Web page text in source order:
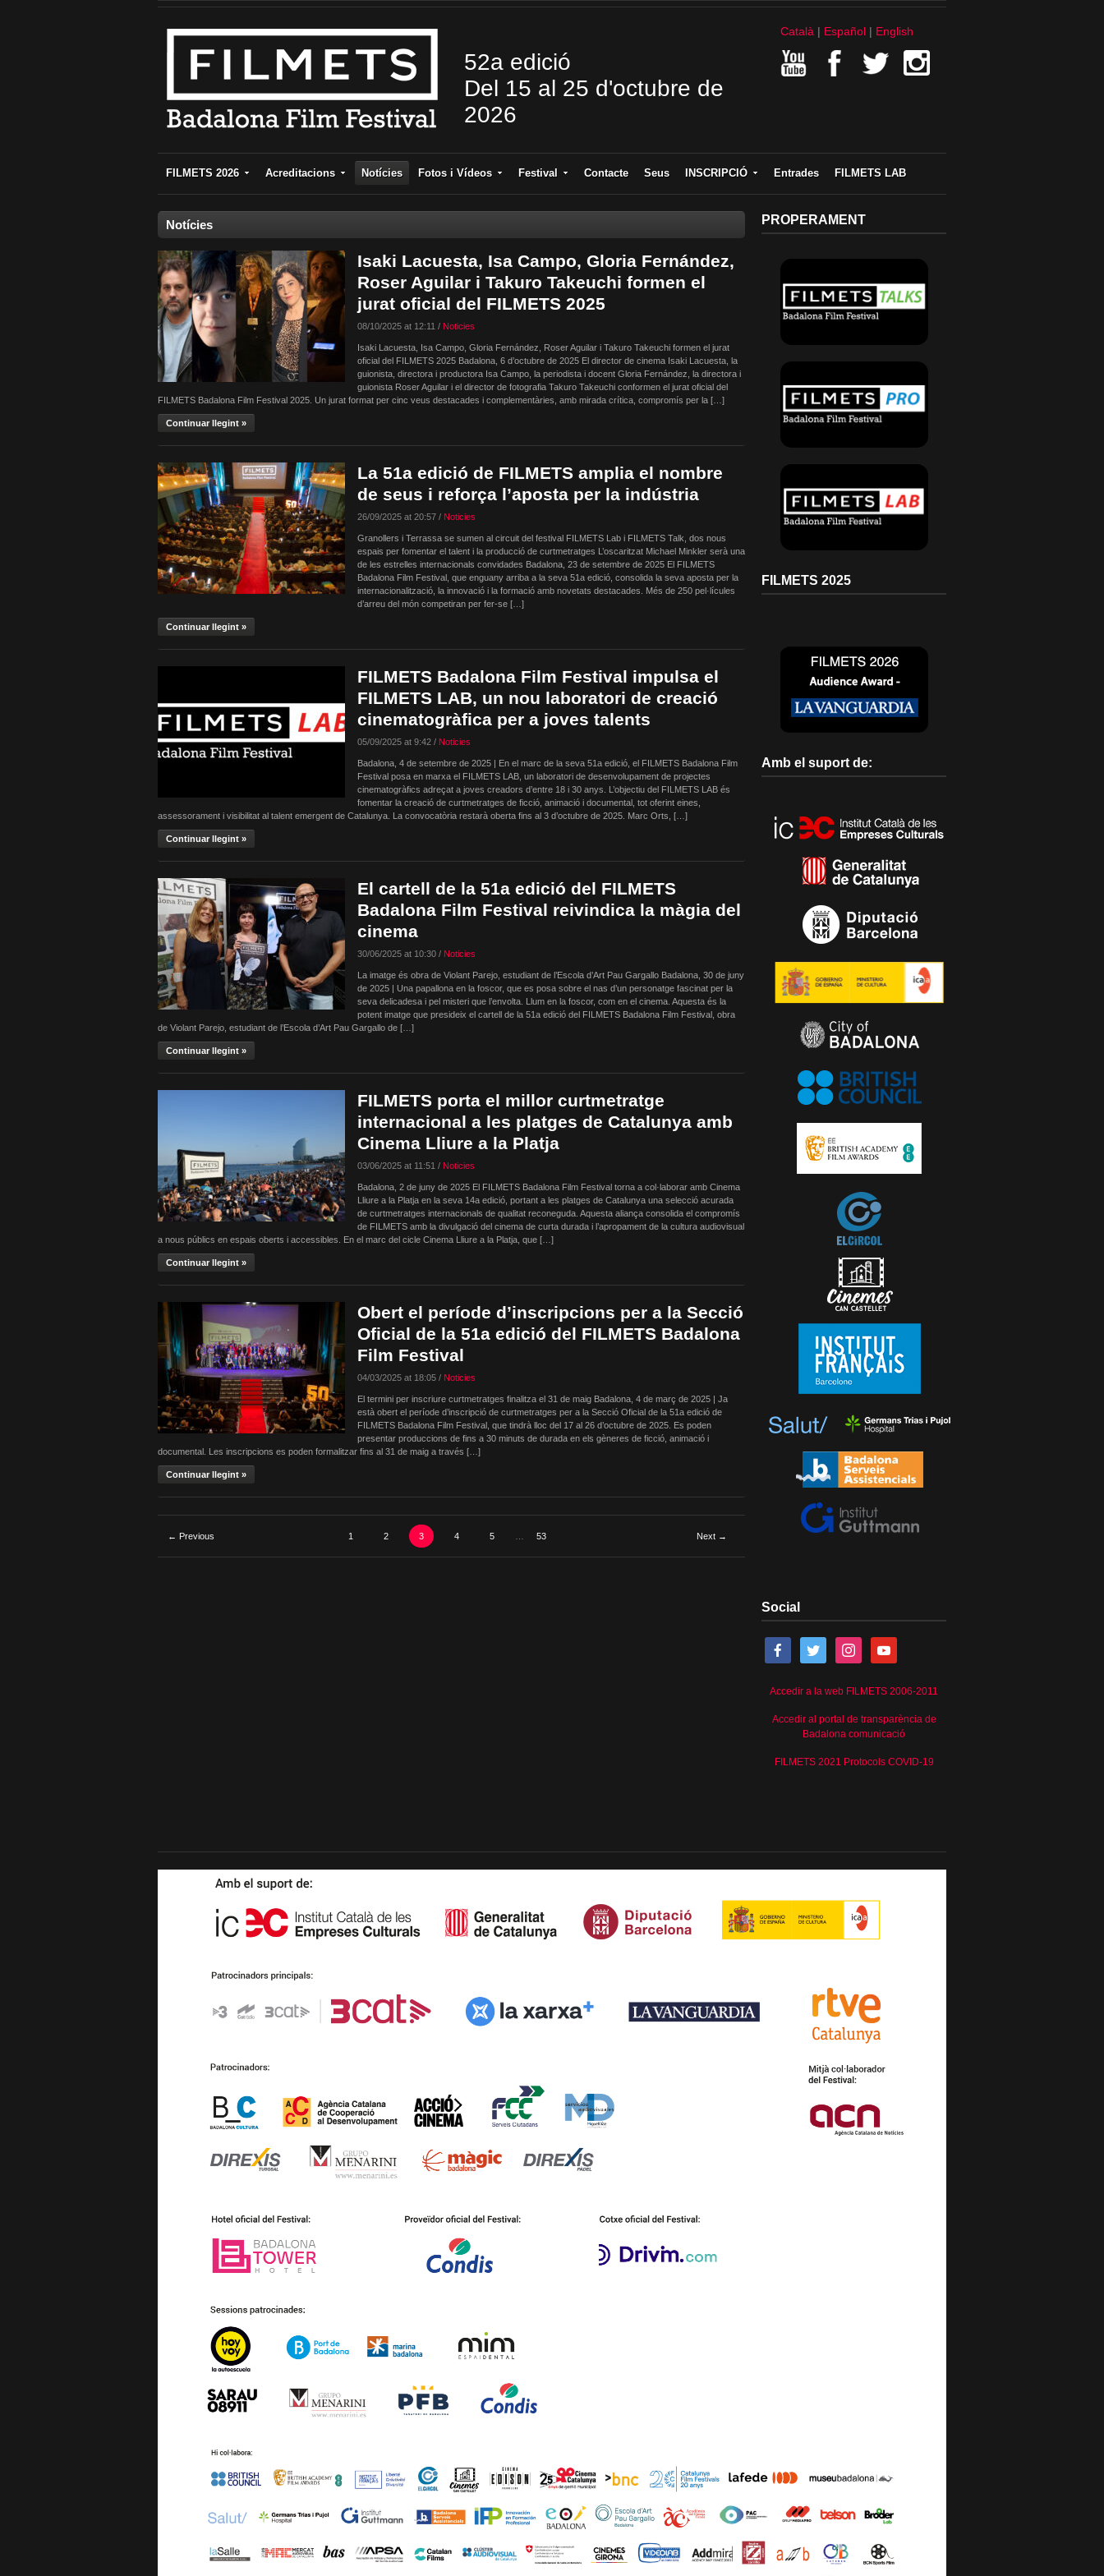
52a edició
Del 15 al 25 d'octubre de
2026
Català Español English
FILMETS 2026 Acreditacions Notícies Fotos i Vídeos Festival Contacte Seus INSCRIPCIÓ Entrades FILMETS LAB
Notícies
Isaki Lacuesta, Isa Campo, Gloria Fernández,
Roser Aguilar i Takuro Takeuchi formen el
jurat oficial del FILMETS 2025
08/10/2025 at 12:11 / Noticies
Isaki Lacuesta, Isa Campo, Gloria Fernández, Roser Aguilar i Takuro Takeuchi formen el jurat
oficial del FILMETS 2025 Badalona, 6 d’octubre de 2025 El director de cinema Isaki Lacuesta, la
guionista, directora i productora Isa Campo, la periodista i docent Gloria Fernández, la directora i
guionista Roser Aguilar i el director de fotografia Takuro Takeuchi conformen el jurat oficial del
FILMETS Badalona Film Festival 2025. Un jurat format per cinc veus destacades i complementàries, amb mirada crítica, compromís per la […]
Continuar llegint »
La 51a edició de FILMETS amplia el nombre
de seus i reforça l’aposta per la indústria
26/09/2025 at 20:57 / Noticies
Granollers i Terrassa se sumen al circuit del festival FILMETS Lab i FILMETS Talk, dos nous
espais per fomentar el talent i la producció de curtmetratges L’oscaritzat Michael Minkler serà una
de les estrelles internacionals convidades Badalona, 23 de setembre de 2025 El FILMETS
Badalona Film Festival, que enguany arriba a la seva 51a edició, consolida la seva aposta per la
internacionalització, la innovació i la formació amb novetats destacades. Més de 250 pel·lícules
d’arreu del món competiran per fer-se […]
Continuar llegint »
FILMETS Badalona Film Festival impulsa el
FILMETS LAB, un nou laboratori de creació
cinematogràfica per a joves talents
05/09/2025 at 9:42 / Noticies
Badalona, 4 de setembre de 2025 | En el marc de la seva 51a edició, el FILMETS Badalona Film
Festival posa en marxa el FILMETS LAB, un laboratori de desenvolupament de projectes
cinematogràfics adreçat a joves creadors d’entre 18 i 30 anys. L’objectiu del FILMETS LAB és
fomentar la creació de curtmetratges de ficció, animació i documental, tot oferint eines,
assessorament i visibilitat al talent emergent de Catalunya. La convocatòria restarà oberta fins al 3 d’octubre de 2025. Marc Orts, […]
Continuar llegint »
El cartell de la 51a edició del FILMETS
Badalona Film Festival reivindica la màgia del
cinema
30/06/2025 at 10:30 / Noticies
La imatge és obra de Violant Parejo, estudiant de l’Escola d’Art Pau Gargallo Badalona, 30 de juny
de 2025 | Una papallona en la foscor, que es posa sobre el nas d’un personatge fascinat per la
seva delicadesa i pel misteri que l’envolta. Llum en la foscor, com en el cinema. Aquesta és la
potent imatge que presideix el cartell de la 51a edició del FILMETS Badalona Film Festival, obra
de Violant Parejo, estudiant de l’Escola d’Art Pau Gargallo de […]
Continuar llegint »
FILMETS porta el millor curtmetratge
internacional a les platges de Catalunya amb
Cinema Lliure a la Platja
03/06/2025 at 11:51 / Noticies
Badalona, 2 de juny de 2025 El FILMETS Badalona Film Festival torna a col·laborar amb Cinema
Lliure a la Platja en la seva 14a edició, portant a les platges de Catalunya una selecció acurada
de curtmetratges internacionals de qualitat reconeguda. Aquesta aliança consolida el compromís
de FILMETS amb la divulgació del cinema de curta durada i l’apropament de la cultura audiovisual
a nous públics en espais oberts i accessibles. En el marc del cicle Cinema Lliure a la Platja, que […]
Continuar llegint »
Obert el període d’inscripcions per a la Secció
Oficial de la 51a edició del FILMETS Badalona
Film Festival
04/03/2025 at 18:05 / Noticies
El termini per inscriure curtmetratges finalitza el 31 de maig Badalona, 4 de març de 2025 | Ja
està obert el període d’inscripció de curtmetratges per a la Secció Oficial de la 51a edició de
FILMETS Badalona Film Festival, que tindrà lloc del 17 al 26 d’octubre de 2025. Es poden
presentar produccions de fins a 30 minuts de durada en els gèneres de ficció, animació i
documental. Les inscripcions es poden formalitzar fins al 31 de maig a través […]
Continuar llegint »
← Previous 1 2 3 4 5 53 Next →
PROPERAMENT
FILMETS 2025
Amb el suport de:
Social
Accedir a la web FILMETS 2006-2011
Accedir al portal de transparència de
Badalona comunicació
FILMETS 2021 Protocols COVID-19